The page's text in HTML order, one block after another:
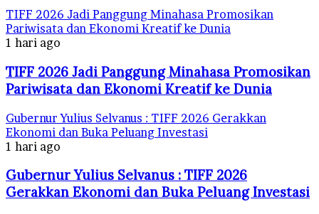
TIFF 2026 Jadi Panggung Minahasa Promosikan
Pariwisata dan Ekonomi Kreatif ke Dunia
1 hari ago
TIFF 2026 Jadi Panggung Minahasa Promosikan
Pariwisata dan Ekonomi Kreatif ke Dunia
Gubernur Yulius Selvanus : TIFF 2026 Gerakkan
Ekonomi dan Buka Peluang Investasi
1 hari ago
Gubernur Yulius Selvanus : TIFF 2026
Gerakkan Ekonomi dan Buka Peluang Investasi